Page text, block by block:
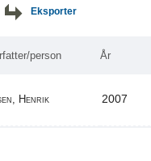
Eksporter
person År
Henrik 2007